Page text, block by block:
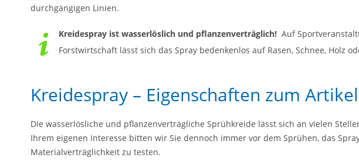
durchgängigen Linien.
Kreidespray ist wasserlöslich und pflanzenverträglich! Auf
Forstwirtschaft lässt sich das Spray bedenkenlos auf Rasen, Schnee, Holz
Kreidespray – Eigenschaften zum Artikel
Die wasserlösliche und pflanzenverträgliche Sprühkreide lässt sich an vielen
Ihrem eigenen Interesse bitten wir Sie dennoch immer vor dem Sprühen, das
Materialverträglichkeit zu testen.